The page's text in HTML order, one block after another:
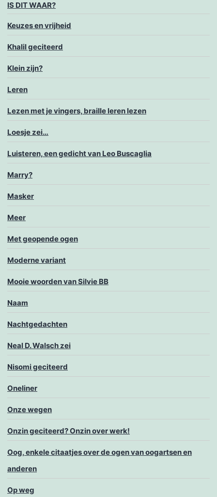
IS DIT WAAR?
Keuzes en vrijheid
Khalil geciteerd
Klein zijn?
Leren
Lezen met je vingers, braille leren lezen
Loesje zei…
Luisteren, een gedicht van Leo Buscaglia
Marry?
Masker
Meer
Met geopende ogen
Moderne variant
Mooie woorden van Silvie BB
Naam
Nachtgedachten
Neal D. Walsch zei
Nisomi geciteerd
Oneliner
Onze wegen
Onzin geciteerd? Onzin over werk!
Oog, enkele citaatjes over de ogen van oogartsen en
anderen
Op weg